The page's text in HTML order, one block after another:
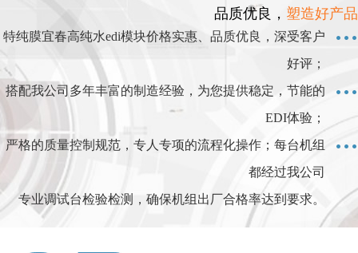
品质优良， 塑造好产品
特纯膜宜春高纯水edi模块价格实惠、品质优良，深受客户
好评；
搭配我公司多年丰富的制造经验，为您提供稳定，节能的
EDI体验；
严格的质量控制规范，专人专项的流程化操作；每台机组
都经过我公司
专业调试台检验检测，确保机组出厂合格率达到要求。